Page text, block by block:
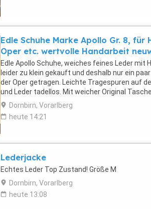
Edle Schuhe Marke Apollo Gr. 8, für
Oper etc. wertvolle Handarbeit
Edle Apollo Schuhe, weiches feines Leder mit
leider zu klein gekauft und deshalb nur ein
der Oper getragen. Leichte Tragespuren auf
und Leder tadellos. Mit weicher Original
Dornbirn, Vorarlberg
heute 14:21
Lederjacke
Echtes Leder Top Zustand! Größe M
Dornbirn, Vorarlberg
heute 13:08